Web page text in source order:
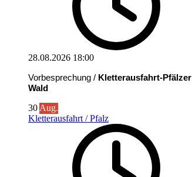
28.08.2026 18:00
Vorbesprechung / Kletterausfahrt-Pfälzer
Wald
30 Aug.
Kletterausfahrt / Pfalz